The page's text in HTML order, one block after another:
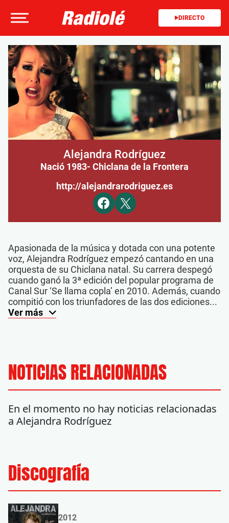
DIRECTO
Alejandra Rodríguez
Nació 1983- Chiclana de la Frontera
http://alejandrarodriguez.es
Apasionada de la música y dotada con una potente
voz, Alejandra Rodríguez empezó cantando en una
orquesta de su Chiclana natal. Su carrera despegó
cuando ganó la 3ª edición del popular programa de
Canal Sur ‘Se llama copla’ en 2010. Además, cuando
compitió con los triunfadores de las dos ediciones...
Ver más
NOTICIAS RELACIONADAS
En el momento no hay noticias relacionadas
a Alejandra Rodríguez
Discografía
2012